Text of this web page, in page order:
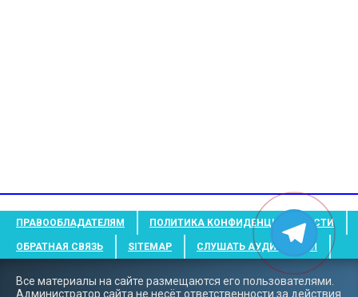
ПРАВООБЛАДАТЕЛЯМ ПОЛИТИКА КОНФИДЕНЦИАЛЬНОСТИ
ОБРАТНАЯ СВЯЗЬ SITEMAP СЛУШАТЬ АУДИОКНИГИ
Все материалы на сайте размещаются его пользователями.
Администратор сайта не несёт ответственности за действия